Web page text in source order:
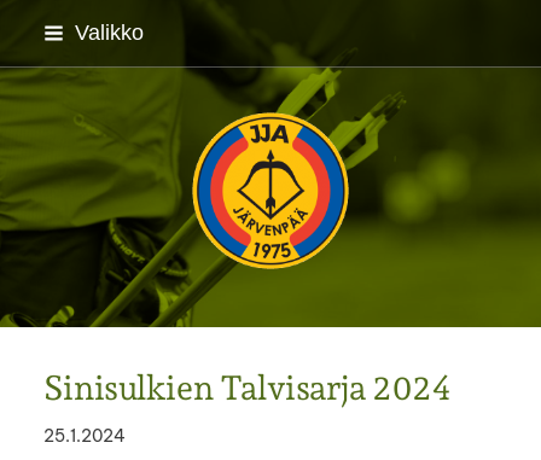
Siirry
sisältöön
Valikko
Järvenpään
Sinisulkien Talvisarja 2024
25.1.2024